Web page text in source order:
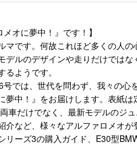
オに夢中！』です！】
マです。何故これほど多くの人
デルのデザインや走りだけでは
ようです。
では、世代を問わず、我々の心
夢中！』をお届けします。表紙
車だけでなく、最新モデルのジ
介など、様々なアルファロメオが
リーズ3の購入ガイド、E30型